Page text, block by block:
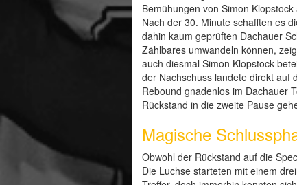
Bemühungen von Simon
Nach der 30. Minute schafften es
dahin kaum geprüften Dachauer
Zählbares umwandeln können,
auch diesmal Simon Klopstock
der Nachschuss landete direkt auf
Rebound gnadenlos im Dachauer
Rückstand in die zweite Pause
Magische
Obwohl der Rückstand auf die
Die Luchse starteten mit einem